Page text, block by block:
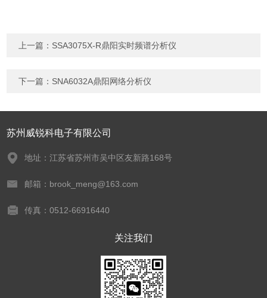
上一篇： SSA3075X-R鼎阳实时频谱分析仪
下一篇： SNA6032A鼎阳网络分析仪
苏州威锐科电子有限公司
地址：江苏省苏州市吴中区友新路168号
邮箱：brook_meng@163.com
传真：0512-66916440
关注我们